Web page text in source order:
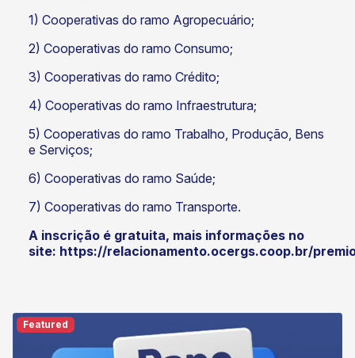
1) Cooperativas do ramo Agropecuário;
2) Cooperativas do ramo Consumo;
3) Cooperativas do ramo Crédito;
4) Cooperativas do ramo Infraestrutura;
5) Cooperativas do ramo Trabalho, Produção, Bens
e Serviços;
6) Cooperativas do ramo Saúde;
7) Cooperativas do ramo Transporte.
A inscrição é gratuita, mais informações no
site: https://relacionamento.ocergs.coop.br/
Featured